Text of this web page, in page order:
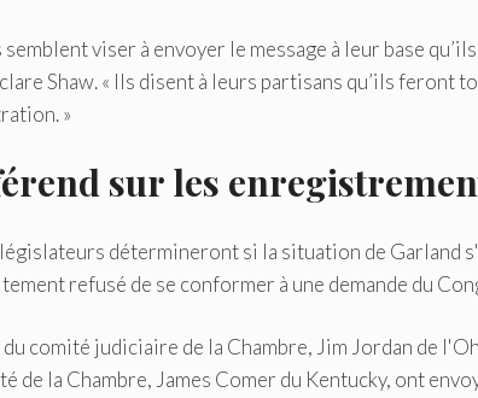
viser à envoyer le message à leur base
Shaw. « Ils disent à leurs partisans qu’ils feront
»
sur les
détermineront si la situation de Garland
refusé de se conformer à une demande du
comité judiciaire de la Chambre, Jim Jordan de
de la Chambre, James Comer du Kentucky, ont